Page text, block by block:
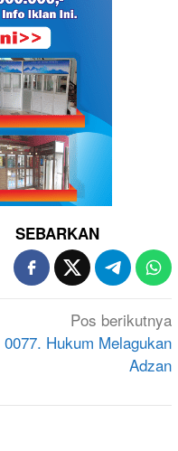
SEBARKAN
Pos berikutnya
0077. Hukum Melagukan
Adzan